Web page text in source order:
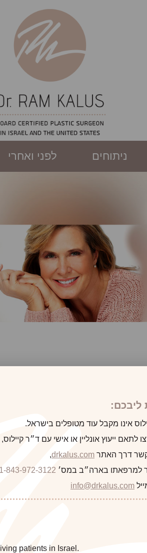
ניתוחים לפני ואחרי
לקוח/ה הבא
was bothered by her deep
extending from the corners of her
is seen prior to and two weeks after
ליבכם:
אינו מקבל עוד מטופלים בישראל.
לתאם ייעוץ אונליין או אישי עם ד״ר קיילוס,
קשר דרך האתר drkalus.com
,
למרפאתו בארה״ב במס׳ 843-972-3122
info@drkalus.com
patients in Israel.